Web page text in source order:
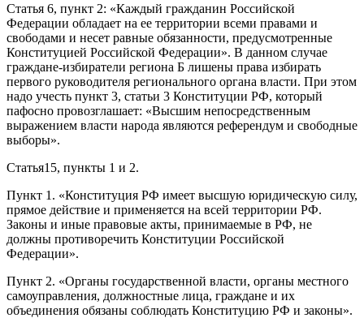
Статья 6, пункт 2: «Каждый гражданин Российской
Федерации обладает на ее территории всеми правами и
свободами и несет равные обязанности, предусмотренные
Конституцией Российской Федерации». В данном случае
граждане-избиратели региона Б лишены права избирать
первого руководителя регионального органа власти. При этом
надо учесть пункт 3, статьи 3 Конституции РФ, который
пафосно провозглашает: «Высшим непосредственным
выражением власти народа являются референдум и свободные
выборы».
Статья15, пункты 1 и 2.
Пункт 1. «Конституция РФ имеет высшую юридическую силу,
прямое действие и применяется на всей территории РФ.
Законы и иные правовые акты, принимаемые в РФ, не
должны противоречить Конституции Российской
Федерации».
Пункт 2. «Органы государственной власти, органы местного
самоуправления, должностные лица, граждане и их
объединения обязаны соблюдать Конституцию РФ и законы».